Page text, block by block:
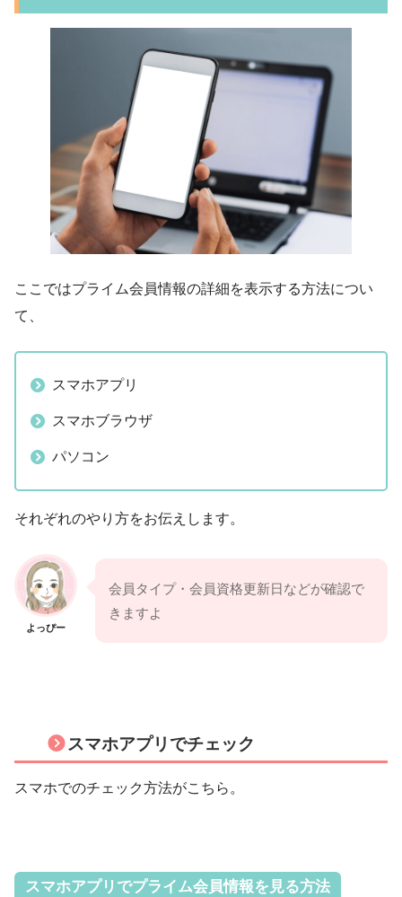
ここではプライム会員情報の詳細を表示する方法につい
て、
スマホアプリ
スマホブラウザ
パソコン
それぞれのやり方をお伝えします。
よっぴー
会員タイプ・会員資格更新日などが確認で
きますよ
スマホアプリでチェック
スマホでのチェック方法がこちら。
スマホアプリでプライム会員情報を見る方法